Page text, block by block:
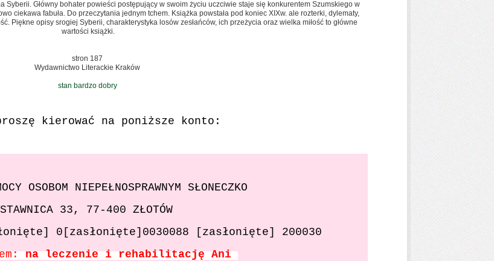
Główny bohater powieści postępujący w swoim życiu uczciwie staje się konkurentem Szumskiego w
ciekawa fabuła. Do przeczytania jednym tchem. Książka powstała pod koniec XIXw. ale rozterki, dylematy,
Piękne opisy srogiej Syberii, charakterystyka losów zesłańców, ich przeżycia oraz wielka miłość to główne
wartości książki.
stron 187
Wydawnictwo Literackie Kraków
stan bardzo dobry
kierować na poniższe konto:
OSOBOM NIEPEŁNOSPRAWNYM SŁONECZKO
STAWNICA 33, 77-400 ZŁOTÓW
0 [zasłonięte] 0030088 [zasłonięte]
200030
na leczenie i rehabilitację Ani